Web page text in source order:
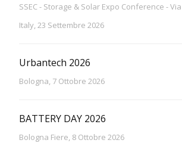
SSEC - Storage & Solar Expo Conference -
Italy, 23 Settembre 2026
Urbantech 2026
Bologna, 7 Ottobre 2026
BATTERY DAY 2026
Bologna Fiere, 8 Ottobre 2026